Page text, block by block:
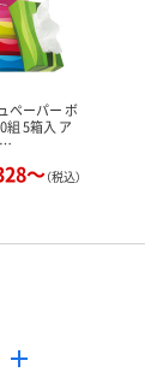
ペーパー ボ
組 5箱入 ア
…
～（税込）